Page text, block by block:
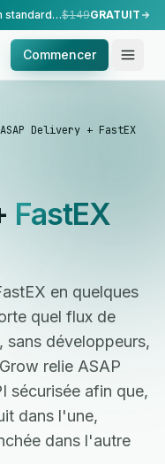
Configuration clé en main — configuration standard, réalisée par notre équipe.$149GRATUIT
Commencer
ASAP Delivery + FastEX
FastEX
en quelques
quel flux de
développeurs,
relie ASAP
sécurisée afin que,
dans l'une,
dans l'autre